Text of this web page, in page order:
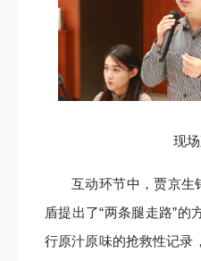
现
互动环节中，贾京生
盾提出了“两条腿走路”的
行原汁原味的抢救性记录